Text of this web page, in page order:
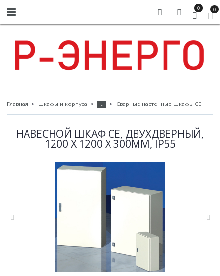
0 0
Главная Шкафы и корпуса - Сварные настенные шкафы СЕ
НАВЕСНОЙ ШКАФ CE, ДВУХДВЕРНЫЙ,
1200 X 1200 X 300ММ, IP55